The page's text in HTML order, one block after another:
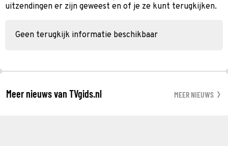
uitzendingen er zijn geweest en of je ze kunt terugkijken.
Geen terugkijk informatie beschikbaar
Meer nieuws van TVgids.nl MEER NIEUWS